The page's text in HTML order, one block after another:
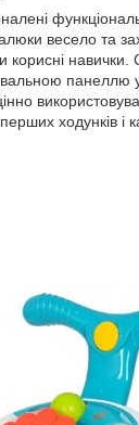
весело та
корисні
панеллю
перших ходунків і